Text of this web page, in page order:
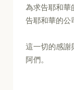
為求告耶和華
告耶和華的公
這一切的感謝
阿們。